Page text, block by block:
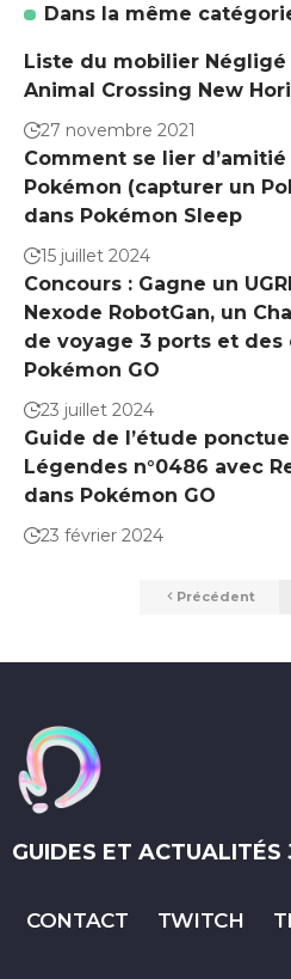
Dans la même
Liste du mobilier Négligé
Animal Crossing New
27 novembre 2021
Comment se lier d’amitié
Pokémon (capturer un
dans Pokémon Sleep
15 juillet 2024
Concours : Gagne un
Nexode RobotGan, un
de voyage 3 ports et des
Pokémon GO
23 juillet 2024
Guide de l’étude
Légendes n°0486 avec
dans Pokémon GO
23 février 2024
Précédent
GUIDES ET ACTUALITÉS
CONTACT TWITCH